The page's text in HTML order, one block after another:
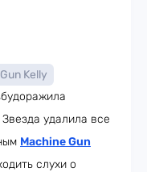
Kelly
удалила все
Maсhine Gun
слухи о